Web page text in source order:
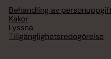
Behandling av
Kakor
Lyssna
Tillgänglighetsredogörelse